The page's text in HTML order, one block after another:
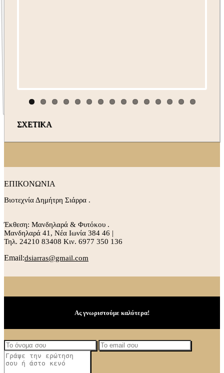
ΣΧΕΤΙΚΑ
ΕΠΙΚΟΝΩΝΙΑ
Βιοτεχνία Δημήτρη Σιάρρα .
Έκθεση: Μανδηλαρά & Φυτόκου .
Μανδηλαρά 41, Νέα Ιωνία 384 46 |
Τηλ. 24210 83408 Κιν. 6977 350 136
Email:dsiarras@gmail.com
Ας γνωριστούμε καλύτερα!